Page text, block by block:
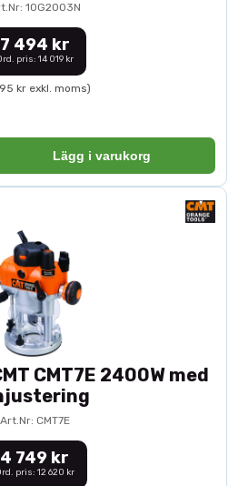
10G2003N
7 494 kr
pris: 14 019 kr
kr exkl. moms)
Lägg i varukorg
CMT7E 2400W med
Art.Nr: CMT7E
4 749 kr
pris: 12 620 kr